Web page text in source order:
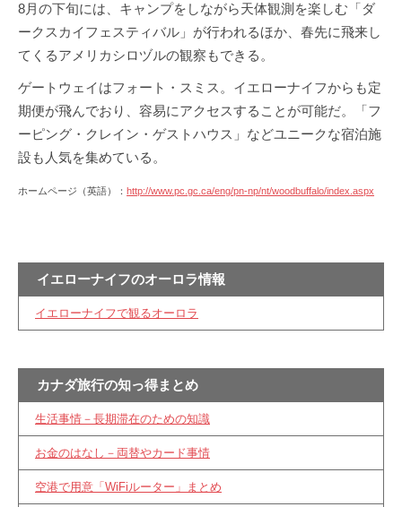
8月の下旬には、キャンプをしながら天体観測を楽しむ「ダ
ークスカイフェスティバル」が行われるほか、春先に飛来し
てくるアメリカシロヅルの観察もできる。
ゲートウェイはフォート・スミス。イエローナイフからも定
期便が飛んでおり、容易にアクセスすることが可能だ。「フ
ーピング・クレイン・ゲストハウス」などユニークな宿泊施
設も人気を集めている。
ホームページ（英語）： http://www.pc.gc.ca/eng/pn-np/nt/woodbuffalo/index.aspx
イエローナイフのオーロラ情報
イエローナイフで観るオーロラ
カナダ旅行の知っ得まとめ
生活事情－長期滞在のための知識
お金のはなし－両替やカード事情
空港で用意「WiFiルーター」まとめ